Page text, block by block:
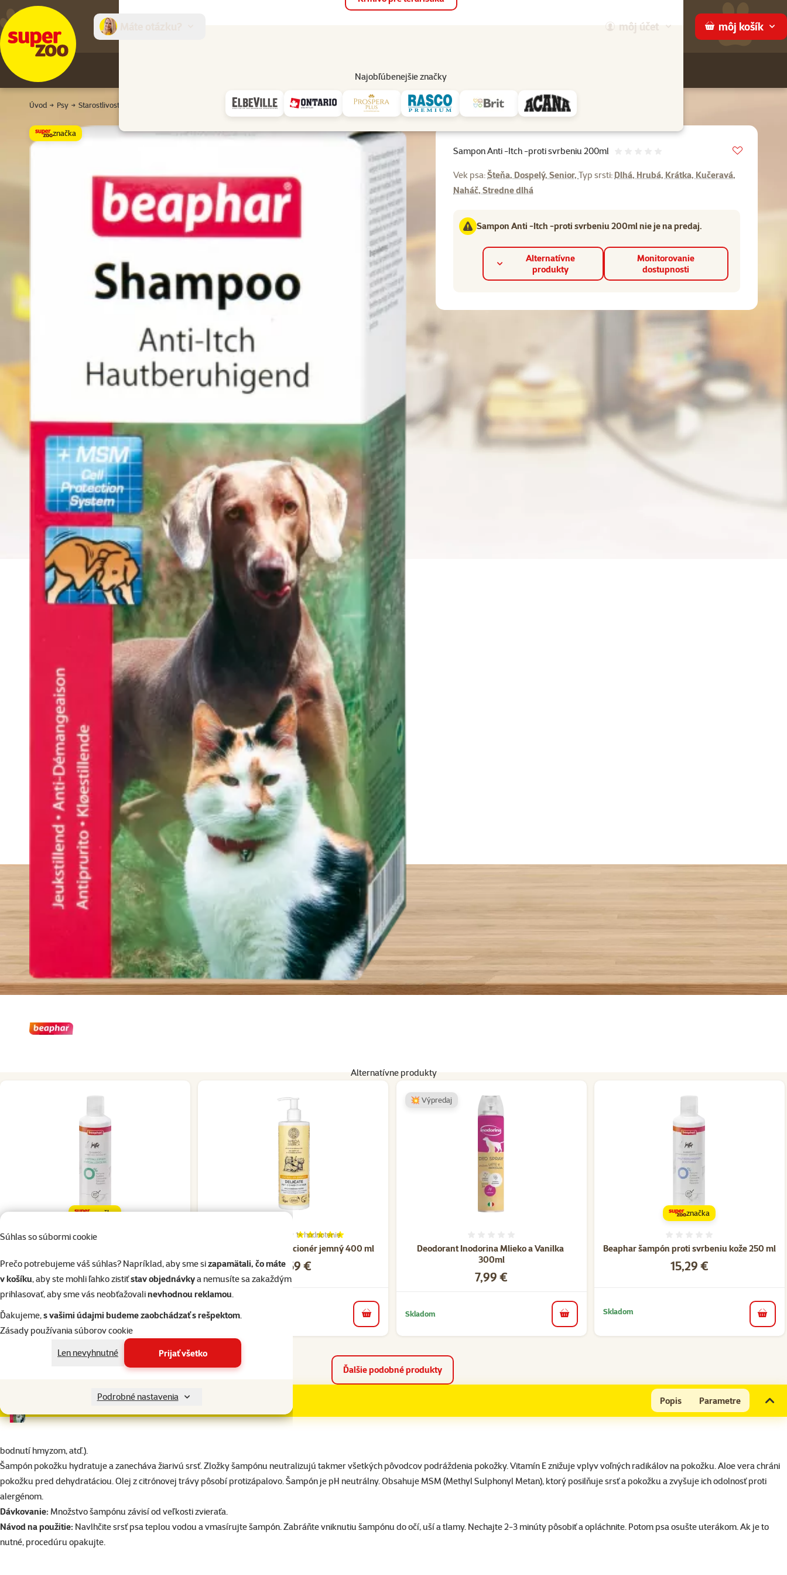
Súhlas so súbormi cookie
Prečo potrebujeme váš súhlas? Napríklad, aby sme sizapamätali, čo máte
v košíku, aby ste mohli ľahko zistiťstav objednávkya nemusíte sa zakaždým
prihlasovať, aby sme vás neobťažovalinevhodnou reklamou.
Ďakujeme,s vašimi údajmi budeme zaobchádzať s rešpektom.
Zásady používania súborov cookie
Len nevyhnutné
Prijať všetko
Podrobné nastavenia
môj účet môj košík
Najobľúbenejšie značky
Predajne Služby
Úvod Psy Starostlivosť o psy Šampóny a kondicionéry Sampon Anti -Itch -proti svrbeniu 200ml
Sampon Anti -Itch -proti svrbeniu 200ml
Vek psa:Šteňa, Dospelý, Senior, Typ srsti: Dlhá, Hrubá, Krátka, Kučeravá,
Naháč, Stredne dlhá
Sampon Anti -Itch -proti svrbeniu 200ml nie je na predaj.
Alternatívne
produkty
Monitorovanie
dostupnosti
značka
Alternatívne produkty
Hodnotenie 0%
Cena
15,29 €
značka
Skladom
do košíka
Wilda Siberica kondicionér jemný 400 ml
Hodnotenie 100%, počet hodnotení: 1
1×hodnotenie
Cena
11,59 €
Skladom
do košíka
Deodorant Inodorina Mlieko a Vanilka
300ml
Cena
7,99 €
💥 Výpredaj
Skladom do košíka
Beaphar šampón proti svrbeniu kože 250 ml
Cena
15,29 €
značka
Skladom
do
Ďalšie podobné produkty
Sampon Anti -Itch -proti svrbeniu
Popis Parametre
superzoo.product.detail.content
bodnutí hmyzom, atď.).
Šampón pokožku hydratuje a zanecháva žiarivú srsť. Zložky šampónu neutralizujú takmer všetkých pôvodcov podráždenia pokožky. Vitamín E znižuje vplyv voľných radikálov na pokožku. Aloe vera chráni
pokožku pred dehydratáciou. Olej z citrónovej trávy pôsobí protizápalovo. Šampón je pH neutrálny. Obsahuje MSM (Methyl Sulphonyl Metan), ktorý posilňuje srsť a pokožku a zvyšuje ich odolnosť proti
alergénom.
Dávkovanie: Množstvo šampónu závisí od veľkosti zvieraťa.
Návod na použitie: Navlhčite srsť psa teplou vodou a vmasírujte šampón. Zabráňte vniknutiu šampónu do očí, uší a tlamy. Nechajte 2-3 minúty pôsobiť a opláchnite. Potom psa osušte uterákom. Ak je to
nutné, procedúru opakujte.